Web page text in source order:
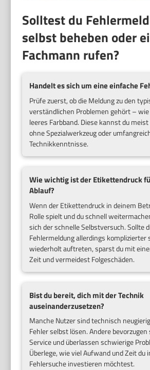
Solltest du
selbst beheben oder
Fachmann rufen?
Handelt es sich um eine einfache
Prüfe zuerst, ob die Meldung zu den
verständlichen Problemen gehört –
leeres Farbband. Diese kannst du
ohne Spezialwerkzeug oder
Technikkenntnisse.
Wie wichtig ist der Etikettendruck
Ablauf?
Wenn der Etikettendruck in deinem
Rolle spielt und du schnell
sich der schnelle Selbstversuch. Sollte
Fehlermeldung allerdings komplizierter
wiederholt auftreten, sparst du mit
Zeit und vermeidest Folgeschäden.
Bist du bereit, dich mit der Technik
auseinanderzusetzen?
Manche Nutzer sind technisch
Fehler selbst lösen. Andere
Service und überlassen schwierige
Überlege, wie viel Aufwand und Zeit du
Fehlersuche investieren möchtest.